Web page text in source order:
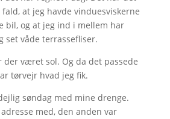
at jeg havde vinduesviskerne
bil, og at jeg ind i mellem har
set våde terrassefliser.
været sol. Og da det passede
tørvejr hvad jeg fik.
søndag med mine drenge.
med, den anden var